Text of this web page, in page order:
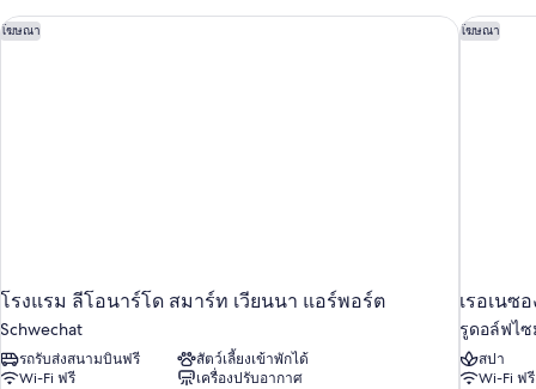
มิ
ลี่
โฆษณา
โรงแรม ลีโอนาร์โด สมาร์ท เวียนนา แอร์พอร์ต
Schwechat
รถรับส่งสนามบินฟรี
สัตว์เลี้ยงเข้าพักได้
Wi-Fi ฟรี
เครื่องปรับอากาศ
โรงแรม ลีโอนาร์โด สมาร์ท เวียนนา แอร์พอร์ต โฆษณา
เรอเนซ
รูดอล์ฟไ
สปา
Wi-Fi ฟรี
เรอเนซ